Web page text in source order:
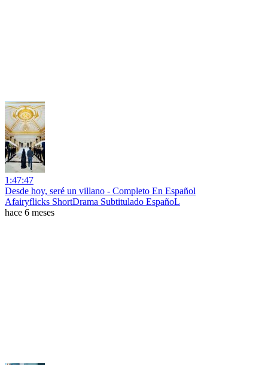
1:47:47
Desde hoy, seré un villano - Completo En Español
Afairyflicks ShortDrama Subtitulado EspañoL
hace 6 meses